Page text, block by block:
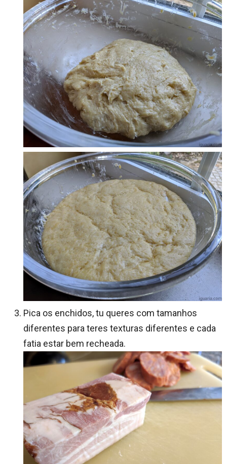
Pica os enchidos, tu queres com tamanhos
diferentes para teres texturas diferentes e cada
fatia estar bem recheada.